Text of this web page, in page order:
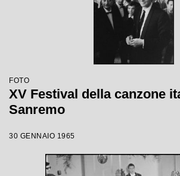
FOTO
XV Festival della canzone
Sanremo
30 GENNAIO 1965